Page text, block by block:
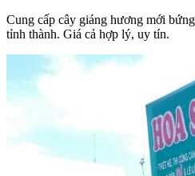
Cung cấp cây giáng hương mới
tỉnh thành. Giá cả hợp lý, uy tín.